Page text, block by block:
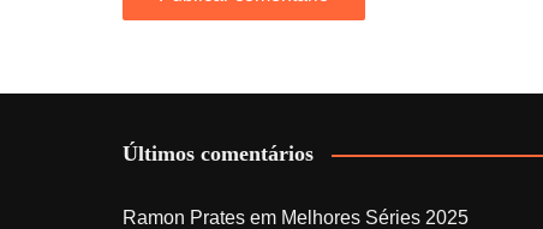
Últimos comentários
Ramon Prates em Melhores Séries 2025